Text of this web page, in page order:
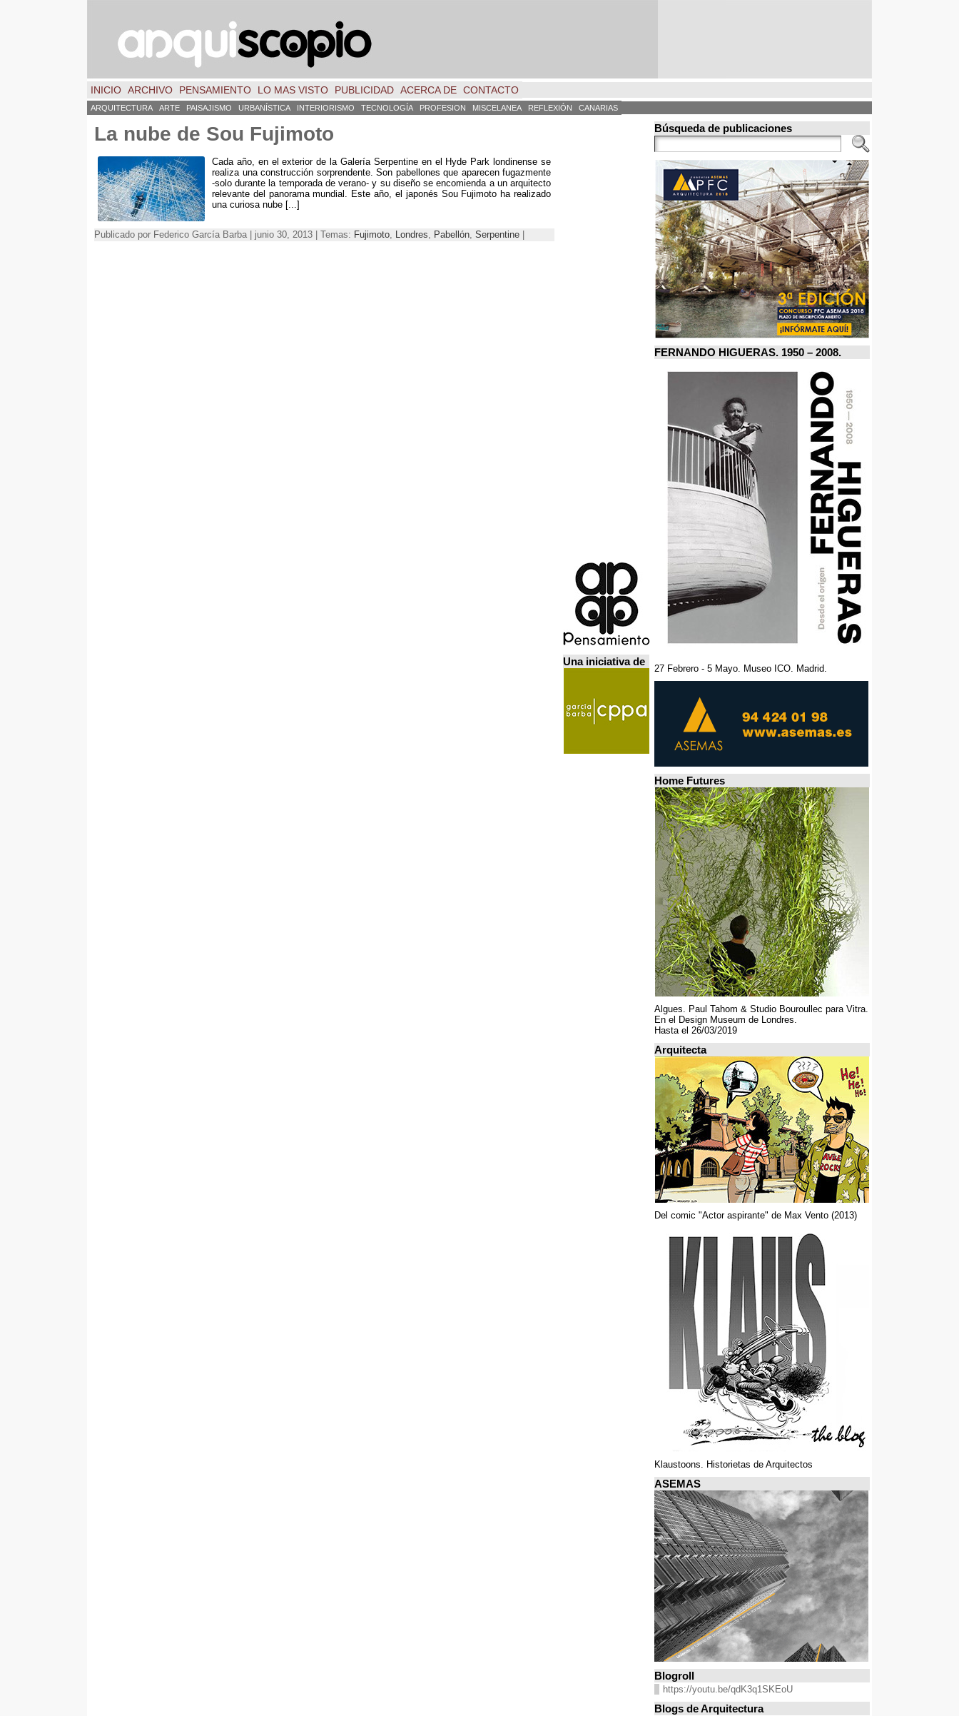
INICIO ARCHIVO PENSAMIENTO LO MAS VISTO PUBLICIDAD ACERCA DE CONTACTO
ARQUITECTURA ARTE PAISAJISMO URBANÍSTICA INTERIORISMO TECNOLOGÍA PROFESION MISCELANEA REFLEXIÓN CANARIAS
La nube de Sou Fujimoto
Cada año, en el exterior de la Galería Serpentine en el Hyde Park londinense se
realiza una construcción sorprendente. Son pabellones que aparecen fugazmente
-solo durante la temporada de verano- y su diseño se encomienda a un arquitecto
relevante del panorama mundial. Este año, el japonés Sou Fujimoto ha realizado
una curiosa nube [...]
Publicado por Federico García Barba | junio 30, 2013 | Temas: Fujimoto Londres Pabellón Serpentine
Una iniciativa de
Búsqueda de publicaciones
FERNANDO HIGUERAS. 1950 – 2008.
27 Febrero - 5 Mayo. Museo ICO. Madrid.
Home Futures
Algues. Paul Tahom & Studio Bouroullec para Vitra.
En el Design Museum de Londres.
Hasta el 26/03/2019
Arquitecta
Del comic "Actor aspirante" de Max Vento (2013)
Klaustoons. Historietas de Arquitectos
ASEMAS
Blogroll
https://youtu.be/qdK3q1SKEoU
Blogs de Arquitectura